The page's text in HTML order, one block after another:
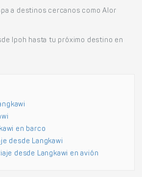
a destinos cercanos como Alor
Ipoh hasta tu próximo destino en
en barco
desde Langkawi
desde Langkawi en avión